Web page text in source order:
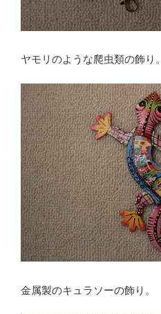
ヤモリのような爬虫類の飾り。
金属製のキュラソーの飾り。